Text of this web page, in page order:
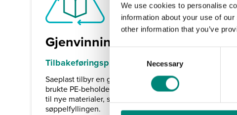
We use cookies to personalise
information about your use of
other information that you’ve
s
e
Necessary
Gjenvinning
Tilbakeføringsprogram
Saeplast tilbyr en gjenvinningsordning der
brukte PE-beholdere samles inn og omdannes
til nye materialer, slik at plasten ikke havner på
søppelfyllingen.